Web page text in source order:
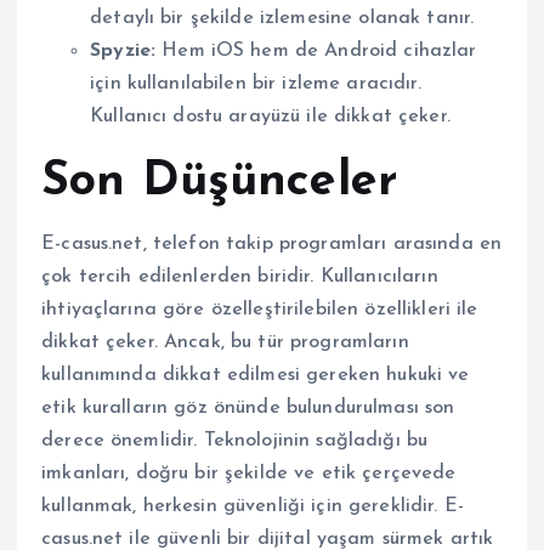
detaylı bir şekilde izlemesine olanak tanır.
Spyzie: Hem iOS hem de Android cihazlar
için kullanılabilen bir izleme aracıdır.
Kullanıcı dostu arayüzü ile dikkat çeker.
Son Düşünceler
E-casus.net, telefon takip programları arasında en
çok tercih edilenlerden biridir. Kullanıcıların
ihtiyaçlarına göre özelleştirilebilen özellikleri ile
dikkat çeker. Ancak, bu tür programların
kullanımında dikkat edilmesi gereken hukuki ve
etik kuralların göz önünde bulundurulması son
derece önemlidir. Teknolojinin sağladığı bu
imkanları, doğru bir şekilde ve etik çerçevede
kullanmak, herkesin güvenliği için gereklidir. E-
casus.net ile güvenli bir dijital yaşam sürmek artık